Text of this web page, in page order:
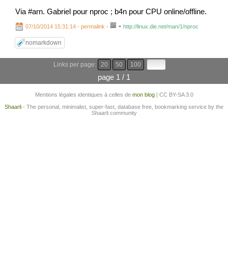
Via #arn. Gabriel pour nproc ; b4n pour CPU online/offline.
07/10/2014 15:31:14 - permalink - - http://linux.die.net/man/1/nproc
nomarkdown
Links per page: 20 50 100
page 1 / 1
Mentions légales identiques à celles de mon blog| CC BY-SA 3.0
Shaarli - The personal, minimalist, super-fast, database free, bookmarking service by the
Shaarli community